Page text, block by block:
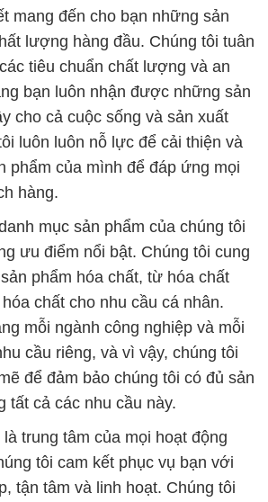
mang đến cho bạn những sản
lượng hàng đầu. Chúng tôi tuân
tiêu chuẩn chất lượng và an
bạn luôn nhận được những sản
cho cả cuộc sống và sản xuất
luôn luôn nỗ lực để cải thiện và
phẩm của mình để đáp ứng mọi
hàng.
mục sản phẩm của chúng tôi
ưu điểm nổi bật. Chúng tôi cung
phẩm hóa chất, từ hóa chất
chất cho nhu cầu cá nhân.
mỗi ngành công nghiệp và mỗi
cầu riêng, và vì vậy, chúng tôi
để đảm bảo chúng tôi có đủ sản
tất cả các nhu cầu này.
trung tâm của mọi hoạt động
tôi cam kết phục vụ bạn với
tận tâm và linh hoạt. Chúng tôi